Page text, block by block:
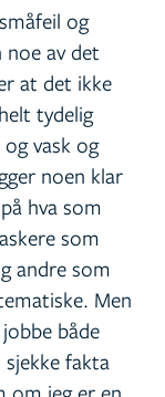
og
noe av det
at det ikke
tydelig
vask og
noen klar
hva som
som
andre som
Men
både
fakta